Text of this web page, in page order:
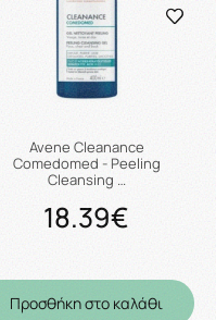
Avene Cleanance
Comedomed - Peeling
Cleansing …
18.39€
Προσθήκη στο καλάθι